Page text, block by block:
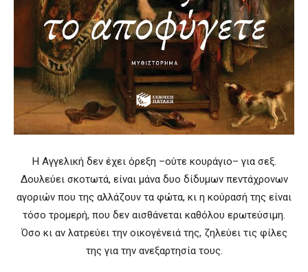
Η Αγγελική δεν έχει όρεξη –ούτε κουράγιο– για σεξ.
Δουλεύει σκοτωτά, είναι μάνα δυο δίδυμων πεντάχρονων
αγοριών που της αλλάζουν τα φώτα, κι η κούρασή της είναι
τόσο τρομερή, που δεν αισθάνεται καθόλου ερωτεύσιμη.
Όσο κι αν λατρεύει την οικογένειά της, ζηλεύει τις φίλες
της για την ανεξαρτησία τους.